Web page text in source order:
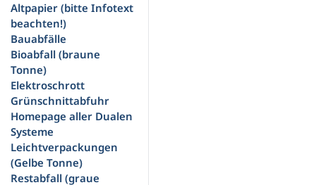
Altpapier (bitte Infotext
beachten!)
Bauabfälle
Bioabfall (braune
Tonne)
Elektroschrott
Grünschnittabfuhr
Homepage aller Dualen
Systeme
Leichtverpackungen
(Gelbe Tonne)
Restabfall (graue